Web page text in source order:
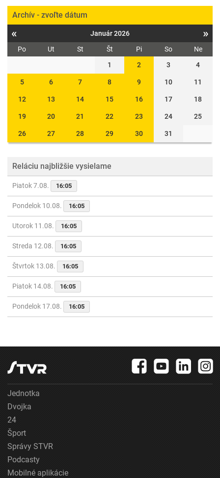
Archív - zvoľte dátum
« Január 2026 »
Po Ut St Št Pi So
Ne
1
2 3 4
5 6 7 8 9 10 11
12 13 14 15 16 17 18
19 20 21 22 23 24 25
26 27 28 29 30 31
Reláciu najbližšie vysielame
Piatok 7.08. 16:05
Pondelok 10.08. 16:05
Utorok 11.08. 16:05
Streda 12.08. 16:05
Štvrtok 13.08. 16:05
Piatok 14.08. 16:05
Pondelok 17.08. 16:05
Jednotka
Dvojka
24
Šport
Správy STVR
Podcasty
Mobilné aplikácie